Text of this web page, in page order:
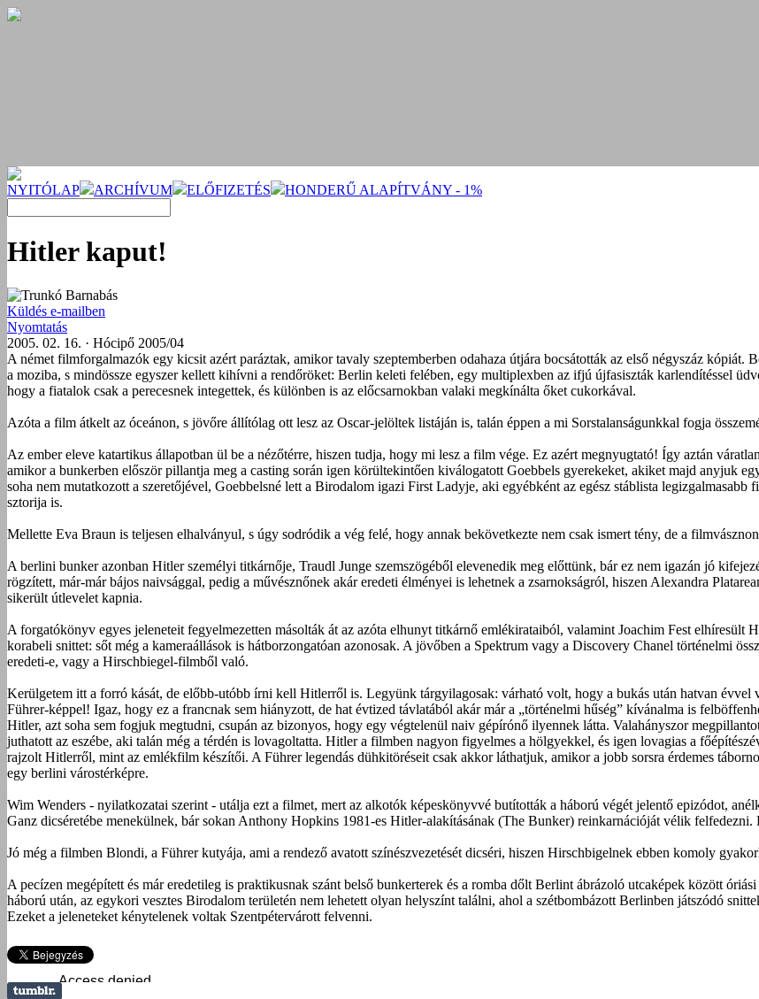
NYITÓLAP ARCHÍVUM ELŐFIZETÉS HONDERŰ ALAPÍTVÁNY - 1%
Hitler kaput!
Trunkó Barnabás
Küldés e-mailben
Nyomtatás
2005. 02. 16. · Hócipő 2005/04
A német filmforgalmazók egy kicsit azért paráztak, amikor tavaly szeptemberben odahaza útjára bocsátották az első négyszáz
a moziba, s mindössze egyszer kellett kihívni a rendőröket: Berlin keleti felében, egy multiplexben az ifjú újfasiszták karlendítéssel
hogy a fiatalok csak a perecesnek integettek, és különben is az előcsarnokban valaki megkínálta őket cukorkával.
Azóta a film átkelt az óceánon, s jövőre állítólag ott lesz az Oscar-jelöltek listáján is, talán éppen a mi Sorstalanságunkkal fogja
Az ember eleve katartikus állapotban ül be a nézőtérre, hiszen tudja, hogy mi lesz a film vége. Ez azért megnyugtató! Így aztán
amikor a bunkerben először pillantja meg a casting során igen körültekintően kiválogatott Goebbels gyerekeket, akiket majd anyjuk
soha nem mutatkozott a szeretőjével, Goebbelsné lett a Birodalom igazi First Ladyje, aki egyébként az egész stáblista
sztorija is.
Mellette Eva Braun is teljesen elhalványul, s úgy sodródik a vég felé, hogy annak bekövetkezte nem csak ismert tény, de a
A berlini bunker azonban Hitler személyi titkárnője, Traudl Junge szemszögéből elevenedik meg előttünk, bár ez nem igazán jó
rögzített, már-már bájos naivsággal, pedig a művésznőnek akár eredeti élményei is lehetnek a zsarnokságról, hiszen Alexandra
sikerült útlevelet kapnia.
A forgatókönyv egyes jeleneteit fegyelmezetten másolták át az azóta elhunyt titkárnő emlékirataiból, valamint Joachim Fest elhíresült
korabeli snittet: sőt még a kameraállások is hátborzongatóan azonosak. A jövőben a Spektrum vagy a Discovery Chanel történelmi
eredeti-e, vagy a Hirschbiegel-filmből való.
Kerülgetem itt a forró kását, de előbb-utóbb írni kell Hitlerről is. Legyünk tárgyilagosak: várható volt, hogy a bukás után hatvan
Führer-képpel! Igaz, hogy ez a francnak sem hiányzott, de hat évtized távlatából akár már a „történelmi hűség” kívánalma is
Hitler, azt soha sem fogjuk megtudni, csupán az bizonyos, hogy egy végtelenül naiv gépírónő ilyennek látta. Valahányszor
juthatott az eszébe, aki talán még a térdén is lovagoltatta. Hitler a filmben nagyon figyelmes a hölgyekkel, és igen lovagias a
rajzolt Hitlerről, mint az emlékfilm készítői. A Führer legendás dühkitöréseit csak akkor láthatjuk, amikor a jobb sorsra érdemes
egy berlini várostérképre.
Wim Wenders - nyilatkozatai szerint - utálja ezt a filmet, mert az alkotók képeskönyvvé butították a háború végét jelentő epizódot,
Ganz dicséretébe menekülnek, bár sokan Anthony Hopkins 1981-es Hitler-alakításának (The Bunker) reinkarnációját vélik
Jó még a filmben Blondi, a Führer kutyája, ami a rendező avatott színészvezetését dicséri, hiszen Hirschbigelnek ebben komoly
A pecízen megépített és már eredetileg is praktikusnak szánt belső bunkerterek és a romba dőlt Berlint ábrázoló utcaképek között
háború után, az egykori vesztes Birodalom területén nem lehetett olyan helyszínt találni, ahol a szétbombázott Berlinben játszódó
Ezeket a jeleneteket kénytelenek voltak Szentpétervárott felvenni.